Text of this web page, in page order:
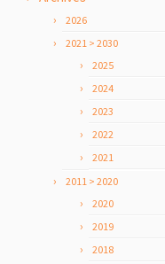
2026
2021 > 2030
2025
2024
2023
2022
2021
2011 > 2020
2020
2019
2018